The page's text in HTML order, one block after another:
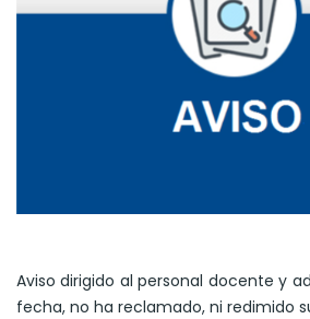
Aviso dirigido al personal docente y
fecha, no ha reclamado, ni redimido